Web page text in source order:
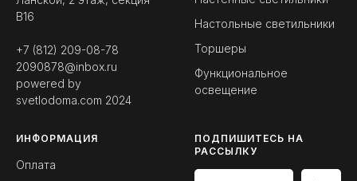
B16
+7 (812) 209-08-78
2090878@inbox.ru
powered by
svetlodoma.com 2024
Настольные светильники
Торшеры
Функциональное
освещение
ИНФОРМАЦИЯ
Оплата
ПОДПИШИТЕСЬ НА
РАССЫЛКУ